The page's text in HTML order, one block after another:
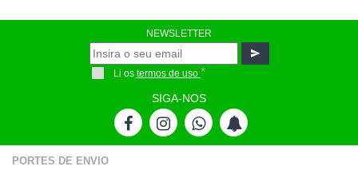
NEWSLETTER
Li os termos de uso *
SIGA-NOS
PORTES DE ENVIO